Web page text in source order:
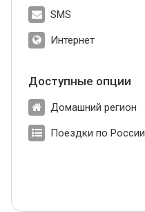
SMS
Интернет
Доступные опции
Домашний регион
Поездки по России